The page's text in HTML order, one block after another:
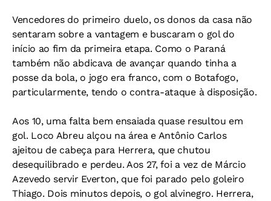
Vencedores do primeiro duelo, os donos da casa não
sentaram sobre a vantagem e buscaram o gol do
início ao fim da primeira etapa. Como o Paraná
também não abdicava de avançar quando tinha a
posse da bola, o jogo era franco, com o Botafogo,
particularmente, tendo o contra-ataque à disposição.
Aos 10, uma falta bem ensaiada quase resultou em
gol. Loco Abreu alçou na área e Antônio Carlos
ajeitou de cabeça para Herrera, que chutou
desequilibrado e perdeu. Aos 27, foi a vez de Márcio
Azevedo servir Everton, que foi parado pelo goleiro
Thiago. Dois minutos depois, o gol alvinegro. Herrera,